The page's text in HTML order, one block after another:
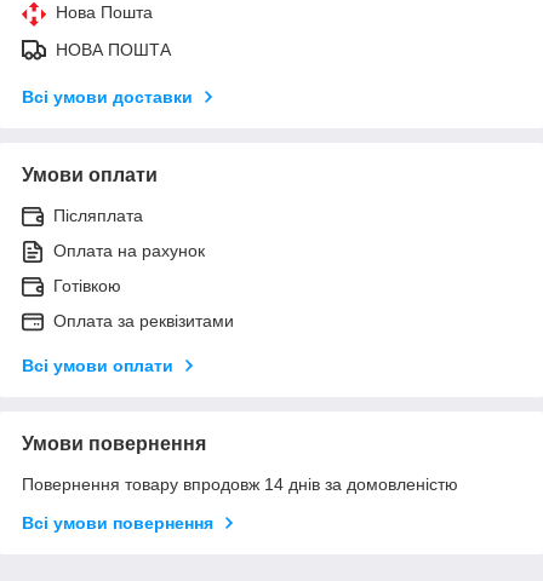
Нова Пошта
НОВА ПОШТА
Всі умови доставки
Умови оплати
Післяплата
Оплата на рахунок
Готівкою
Оплата за реквізитами
Всі умови оплати
Умови повернення
Повернення товару впродовж 14 днів за домовленістю
Всі умови повернення